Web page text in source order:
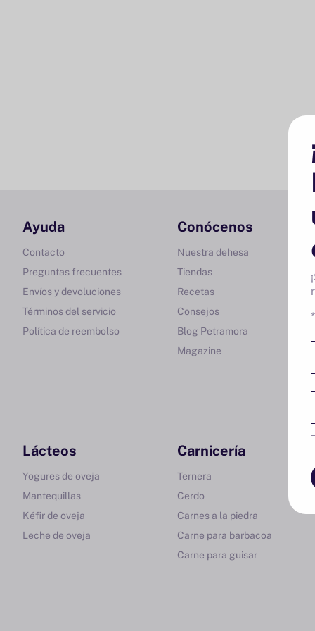
Ayuda
Contacto
Preguntas frecuentes
Envíos y devoluciones
Términos del servicio
Política de reembolso
Conócenos
Nuestra dehesa
Tiendas
Recetas
Consejos
Blog Petramora
Magazine
Lácteos
Yogures de oveja
Mantequillas
Kéfir de oveja
Leche de oveja
Carnicería
Ternera
Cerdo
Carnes a la piedra
Carne para barbacoa
Carne para guisar